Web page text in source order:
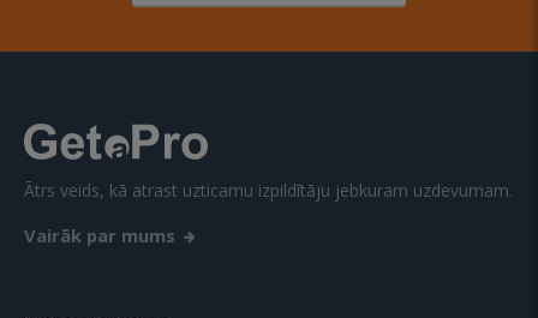
Ātrs veids, kā atrast uzticamu izpildītāju jebkuram uzdevumam.
Vairāk par mums